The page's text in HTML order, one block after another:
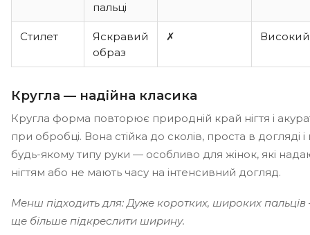
пальці
Стилет
Яскравий
образ
✗ Високий
Кругла — надійна класика
Кругла форма повторює природній край нігтя і
при обробці. Вона стійка до сколів, проста в догляді
будь-якому типу руки — особливо для жінок, які
нігтям або не мають часу на інтенсивний догляд.
Менш підходить для: Дуже коротких, широких
ще більше підкреслити ширину.